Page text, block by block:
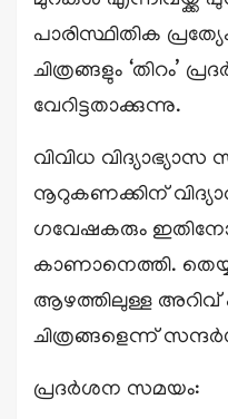
പാരിസ്ഥിതിക
ചിത്രങ്ങളും ‘തിറം’
വേറിട്ടതാക്കുന്നു.
വിവിധ
നൂറുകണക്കിന്
ഗവേഷകരും
കാണാനെത്തി.
ആഴത്തിലുള്ള
ചിത്രങ്ങളെന്ന്
പ്രദർശന സമയം: